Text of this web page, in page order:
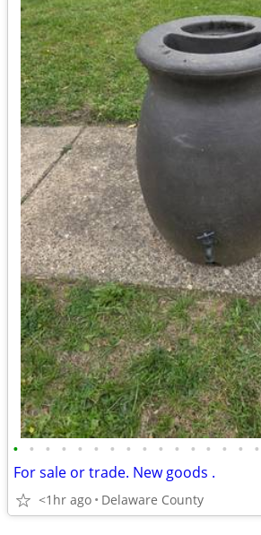
• • • • • • • • • • • • • • • •
For sale or trade. New goods .
<1hr ago Delaware County